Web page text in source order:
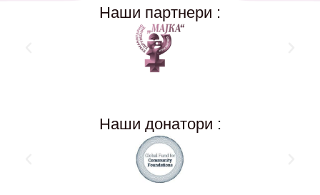
Наши партнери :
Наши донатори :